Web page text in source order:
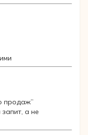
продаж”
а не